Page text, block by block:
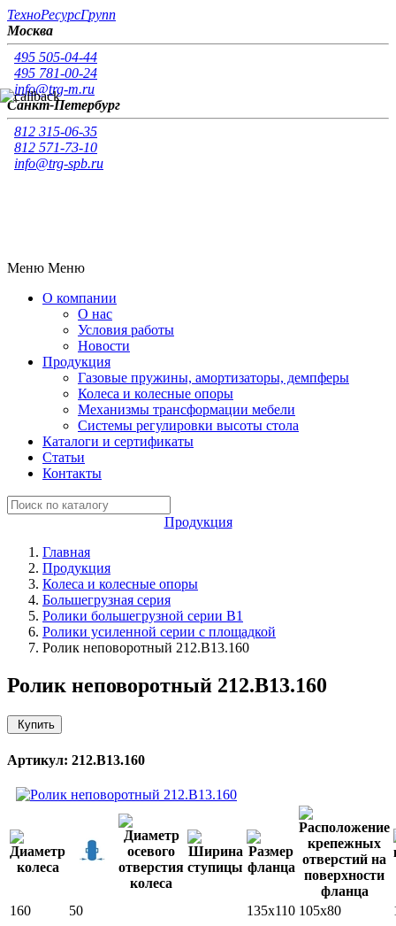
ТехноРесурсГрупп
Москва
495 505-04-44
495 781-00-24
info@trg-m.ru
Санкт-Петербург
812 315-06-35
812 571-73-10
info@trg-spb.ru
Меню Меню
О компании
О нас
Условия работы
Новости
Продукция
Газовые пружины, амортизаторы, демпферы
Колеса и колесные опоры
Механизмы трансформации мебели
Системы регулировки высоты стола
Каталоги и сертификаты
Статьи
Контакты
Продукция
Главная
Продукция
Колеса и колесные опоры
Большегрузная серия
Ролики большегрузной серии B1
Ролики усиленной серии с площадкой
Ролик неповоротный 212.B13.160
Ролик неповоротный 212.B13.160
Купить
Артикул: 212.B13.160
160 50 135x110 105x80